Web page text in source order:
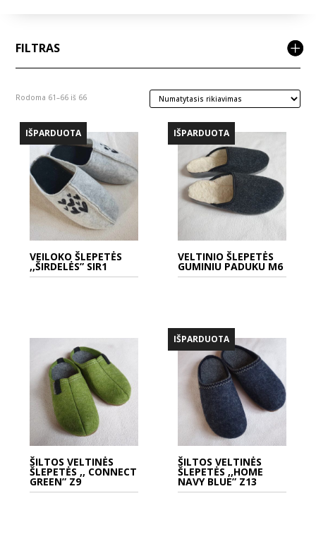
FILTRAS
Rodoma 61–66 iš 66
IŠPARDUOTA
VEILOKO ŠLEPETĖS
,,ŠIRDELĖS” SIR1
IŠPARDUOTA
VELTINIO ŠLEPETĖS
GUMINIU PADUKU M6
ŠILTOS VELTINĖS
ŠLEPETĖS ,, CONNECT
GREEN” Z9
IŠPARDUOTA
ŠILTOS VELTINĖS
ŠLEPETĖS ,,HOME
NAVY BLUE” Z13